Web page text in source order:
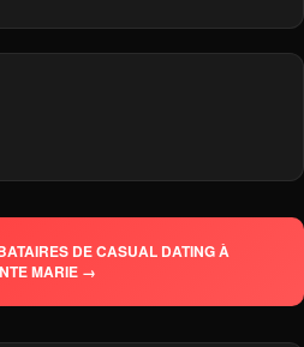
DE CASUAL DATING À
MARIE →